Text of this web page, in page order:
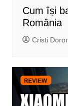
Cum își
România
Cristi